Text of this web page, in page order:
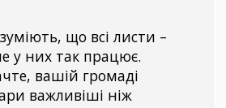
що всі листи –
у них так працює.
вашій громаді
важливіші ніж